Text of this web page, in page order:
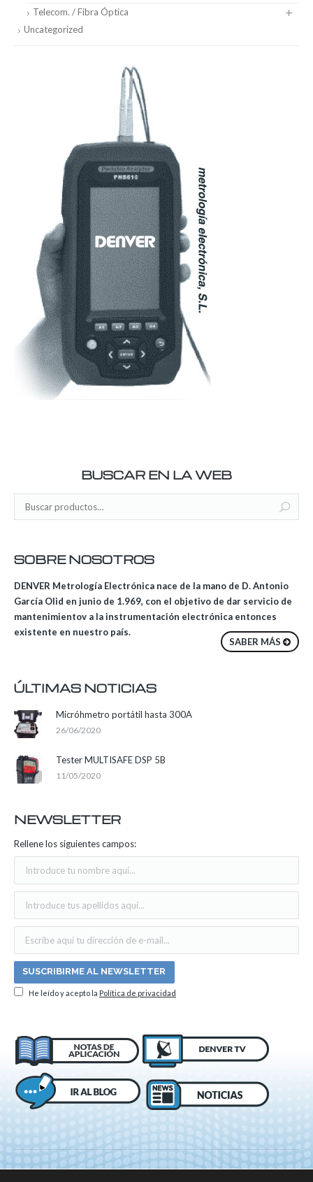
Telecom. / Fibra Óptica
Uncategorized
BUSCAR EN LA WEB
SOBRE NOSOTROS
DENVER Metrología Electrónica nace de la mano de D. Antonio
García Olid en junio de 1.969, con el objetivo de dar servicio de
mantenimientov a la instrumentación electrónica entonces
existente en nuestro país.
SABER MÁS
ÚLTIMAS NOTICIAS
Micróhmetro portátil hasta 300A
26/06/2020
Tester MULTISAFE DSP 5B
11/05/2020
NEWSLETTER
Rellene los siguientes campos:
He leído y acepto la Política de privacidad